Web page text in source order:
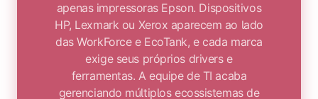
apenas impressoras Epson. Dispositivos
HP, Lexmark ou Xerox aparecem ao lado
das WorkForce e EcoTank, e cada marca
exige seus próprios drivers e
ferramentas. A equipe de TI acaba
gerenciando múltiplos ecossistemas de